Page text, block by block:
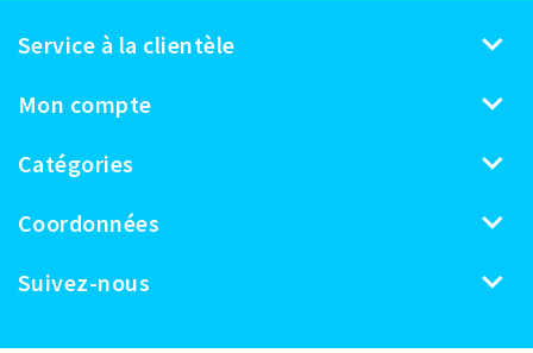
Service à la clientèle
Mon compte
Catégories
Coordonnées
Suivez-nous